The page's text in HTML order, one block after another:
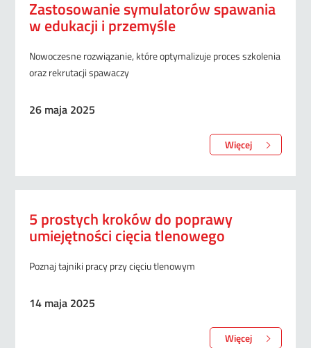
Zastosowanie symulatorów spawania
w edukacji i przemyśle
Nowoczesne rozwiązanie, które optymalizuje proces szkolenia
oraz rekrutacji spawaczy
26 maja 2025
Więcej
5 prostych kroków do poprawy
umiejętności cięcia tlenowego
Poznaj tajniki pracy przy cięciu tlenowym
14 maja 2025
Więcej